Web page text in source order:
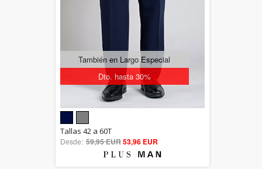
Dto. hasta 30%
También en Largo Especial
5.00
out of 5
Tallas 42 a 60T
Desde: 59,95 EUR53,96 EUR